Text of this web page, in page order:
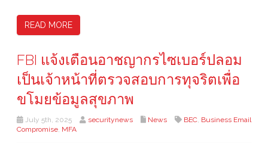
READ MORE
FBI แจ้งเตือนอาชญากรไซเบอร์ปลอม
เป็นเจ้าหน้าที่ตรวจสอบการทุจริตเพื่อ
ขโมยข้อมูลสุขภาพ
July 5th, 2025 securitynews News BEC, Business Email
Compromise, MFA